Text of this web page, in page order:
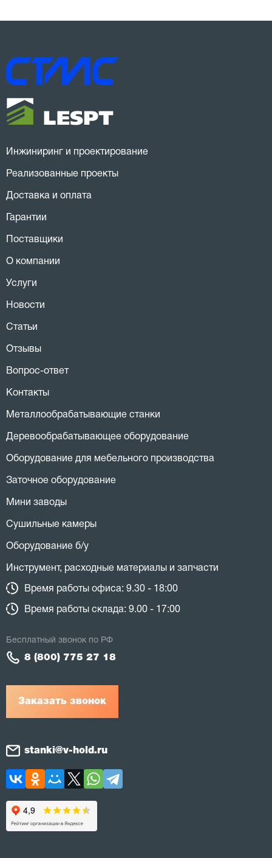
Инжиниринг и проектирование
Реализованные проекты
Доставка и оплата
Гарантии
Поставщики
О компании
Услуги
Новости
Статьи
Отзывы
Вопрос-ответ
Контакты
Металлообрабатывающие станки
Деревообрабатывающее оборудование
Оборудование для мебельного производства
Заточное оборудование
Мини заводы
Сушильные камеры
Оборудование б/у
Инструмент, расходные материалы и запчасти
Время работы офиса: 9.30 - 18:00
Время работы склада: 9.00 - 17:00
Заказать звонок
Бесплатный звонок по РФ
8 (800) 775 27 18
stanki@v-hold.ru